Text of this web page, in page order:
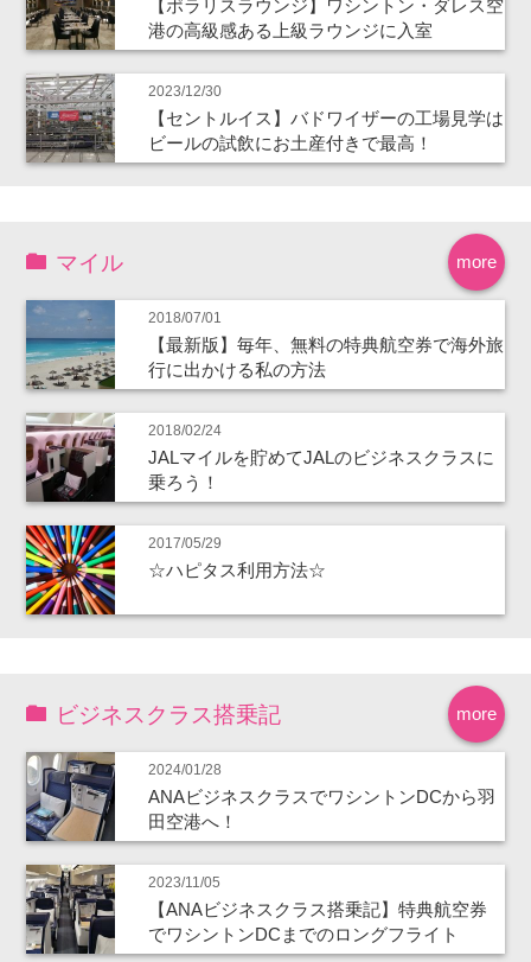
【ポラリスラウンジ】ワシントン・ダレス空
港の高級感ある上級ラウンジに入室
2023/12/30
【セントルイス】バドワイザーの工場見学は
ビールの試飲にお土産付きで最高！
more
マイル
2018/07/01
【最新版】毎年、無料の特典航空券で海外旅
行に出かける私の方法
2018/02/24
JALマイルを貯めてJALのビジネスクラスに
乗ろう！
2017/05/29
☆ハピタス利用方法☆
more
ビジネスクラス搭乗記
2024/01/28
ANAビジネスクラスでワシントンDCから羽
田空港へ！
2023/11/05
【ANAビジネスクラス搭乗記】特典航空券
でワシントンDCまでのロングフライト